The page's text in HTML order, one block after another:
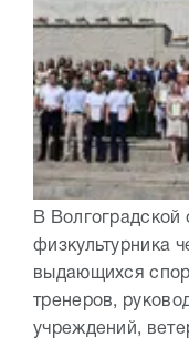
В Волгоградской
физкультурника
выдающихся
тренеров,
учреждений,